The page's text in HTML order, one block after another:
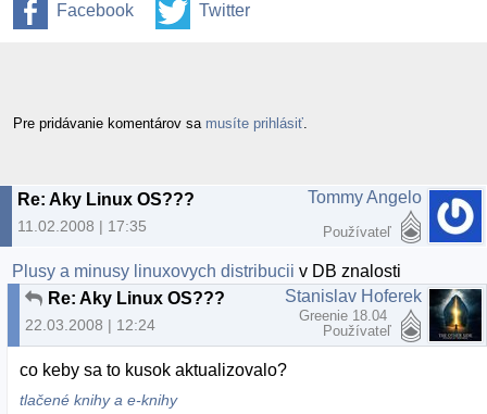
Facebook Twitter
Pre pridávanie komentárov sa musíte prihlásiť
Re: Aky Linux OS???
11.02.2008 | 17:35
Tommy Angelo
Používateľ
Plusy a minusy linuxovych distribucii v DB znalosti
Re: Aky Linux OS???
22.03.2008 | 12:24
Stanislav Hoferek
Greenie 18.04
Používateľ
co keby sa to kusok aktualizovalo?
tlačené knihy a e-knihy